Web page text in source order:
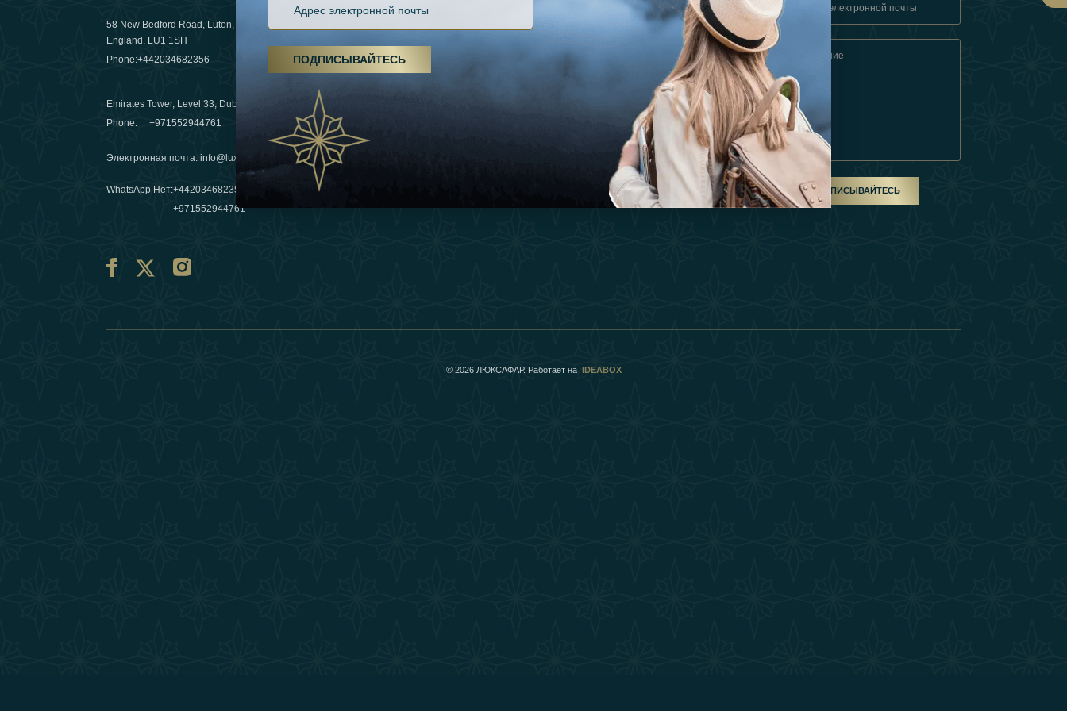
58 New Bedford Road, Luton,
England, LU1 1SH
Phone:+442034682356
Emirates Tower, Level 33, Dubai, UAE
Phone:+971552944761
Электронная почта:info@luxafar.com
WhatsApp Нет:+442034682356
+971552944761
Пешие походы, спа-процедуры и йога: ОАЭ
становятся велнес-центром
03 April 2025
Зимние путешествия для
путешественников из Эмиратов:
переопределение роскошного путешествия
10 March 2025
Вдохновения
Опыт
Файлов Cookie
Положения И Условия
Станьте Партнером
Our Team
ПОДПИСЫВАЙТЕСЬ
© 2026 ЛЮКСАФАР. Работает на IDEABOX
ПОДПИСЫВАЙТЕСЬ